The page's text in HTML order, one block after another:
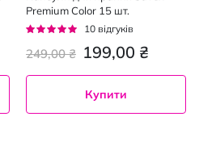
Premium Color 15 шт.
Рейтинг:
10 відгуків
199,00 ₴
249,00 ₴
Купити